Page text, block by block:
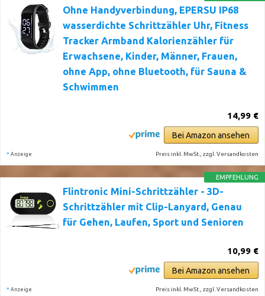
Ohne Handyverbindung, EPERSU IP68
wasserdichte Schrittzähler Uhr, Fitness
Tracker Armband Kalorienzähler für
Erwachsene, Kinder, Männer, Frauen,
ohne App, ohne Bluetooth, für Sauna &
Schwimmen
14,99 €
Bei Amazon ansehen
* Anzeige Preis inkl. MwSt., zzgl. Versandkosten
EMPFEHLUNG
Flintronic Mini-Schrittzähler - 3D-
Schrittzähler mit Clip-Lanyard, Genau
für Gehen, Laufen, Sport und Senioren
10,99 €
Bei Amazon ansehen
* Anzeige Preis inkl. MwSt., zzgl. Versandkosten